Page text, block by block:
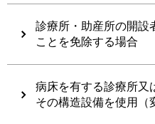
診療所・助産所の開設
ことを免除する場合
病床を有する診療所又
その構造設備を使用（